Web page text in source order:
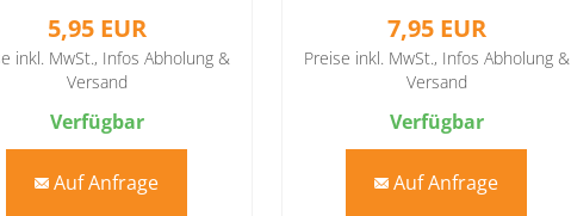
5,95 EUR
inkl. MwSt., Infos Abholung &
Versand
Verfügbar
mail Auf Anfrage
7,95 EUR
Preise inkl. MwSt., Infos Abholung &
Versand
Verfügbar
mail Auf Anfrage